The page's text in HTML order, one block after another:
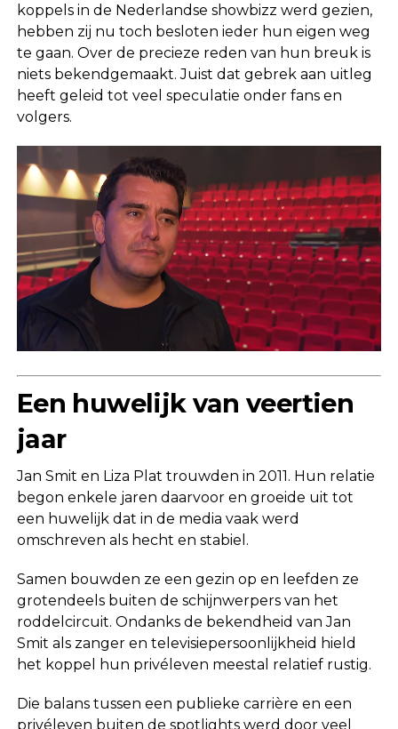
koppels in de Nederlandse showbizz werd gezien,
hebben zij nu toch besloten ieder hun eigen weg
te gaan. Over de precieze reden van hun breuk is
niets bekendgemaakt. Juist dat gebrek aan uitleg
heeft geleid tot veel speculatie onder fans en
volgers.
Een huwelijk van veertien
jaar
Jan Smit en Liza Plat trouwden in 2011. Hun relatie
begon enkele jaren daarvoor en groeide uit tot
een huwelijk dat in de media vaak werd
omschreven als hecht en stabiel.
Samen bouwden ze een gezin op en leefden ze
grotendeels buiten de schijnwerpers van het
roddelcircuit. Ondanks de bekendheid van Jan
Smit als zanger en televisiepersoonlijkheid hield
het koppel hun privéleven meestal relatief rustig.
Die balans tussen een publieke carrière en een
privéleven buiten de spotlights werd door veel